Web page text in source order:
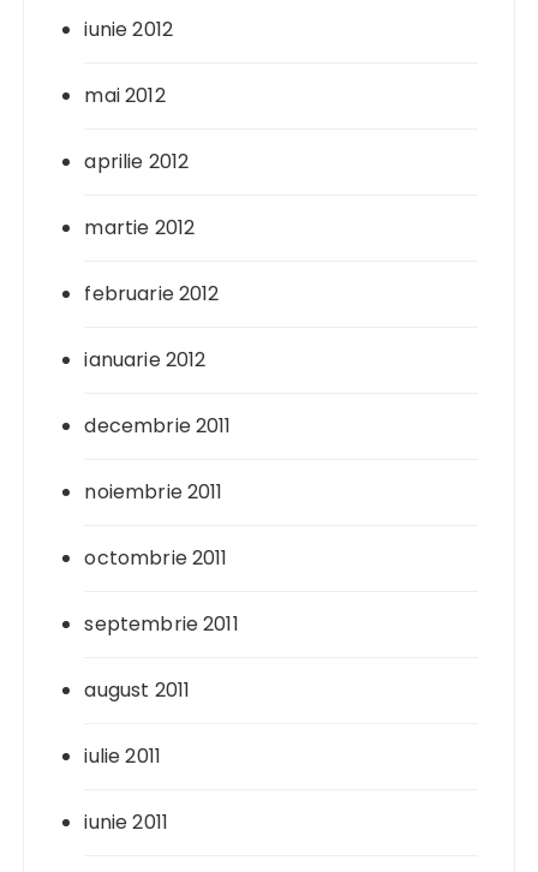
iunie 2012
mai 2012
aprilie 2012
martie 2012
februarie 2012
ianuarie 2012
decembrie 2011
noiembrie 2011
octombrie 2011
septembrie 2011
august 2011
iulie 2011
iunie 2011